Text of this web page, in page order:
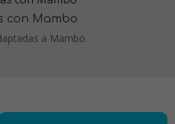
con Mambo
a Mambo